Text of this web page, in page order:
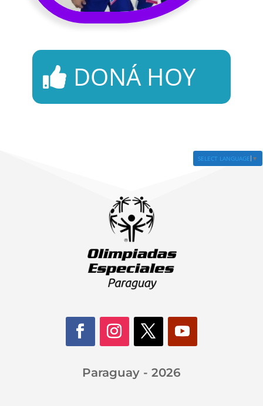
DONÁ HOY
SELECT LANGUAGE ▼
Paraguay - 2026